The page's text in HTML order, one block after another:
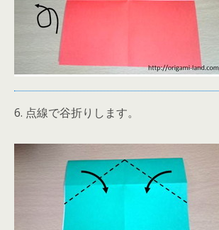
6. 点線で谷折りします。